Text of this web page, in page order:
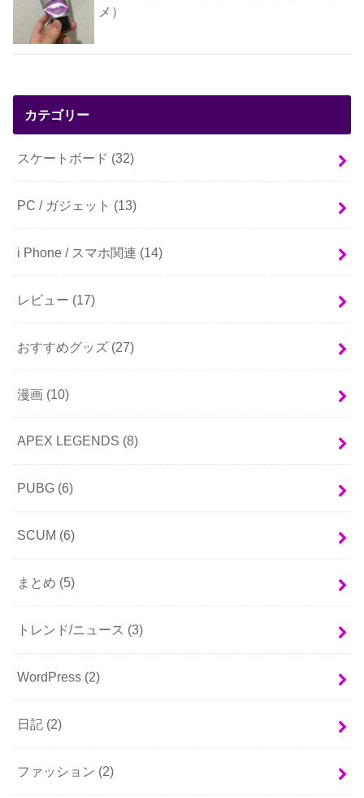
メ）
カテゴリー
スケートボード (32)
PC / ガジェット (13)
i Phone / スマホ関連 (14)
レビュー (17)
おすすめグッズ (27)
漫画 (10)
APEX LEGENDS (8)
PUBG (6)
SCUM (6)
まとめ (5)
トレンド/ニュース (3)
WordPress (2)
日記 (2)
ファッション (2)